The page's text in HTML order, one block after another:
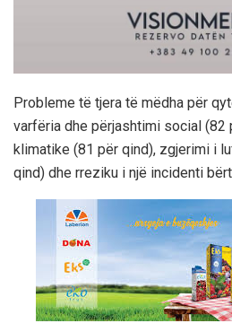
Probleme të tjera të mëdha për
varfëria dhe përjashtimi social (82
klimatike (81 për qind), zgjerimi i
qind) dhe rreziku i një incidenti